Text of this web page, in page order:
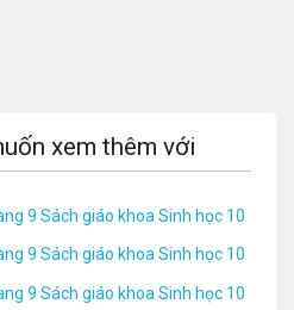
xem thêm với
9 Sách giáo khoa Sinh học 10
9 Sách giáo khoa Sinh học 10
9 Sách giáo khoa Sinh học 10